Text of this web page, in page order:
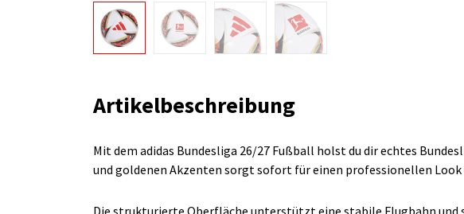
Artikelbeschreibung
Mit dem adidas Bundesliga 26/27 Fußball holst du dir echtes
und goldenen Akzenten sorgt sofort für einen professionellen